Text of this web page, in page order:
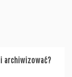
archiwizować?